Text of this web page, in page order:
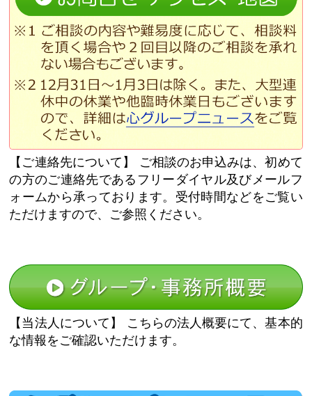
【ご連絡先について】
ご相談のお申込みは、初めて
の方のご連絡先であるフリーダイヤル及びメールフ
ォームから承っております。受付時間などをご覧い
ただけますので、ご参照ください。
【当法人について】
こちらの法人概要にて、基本的
な情報をご確認いただけます。